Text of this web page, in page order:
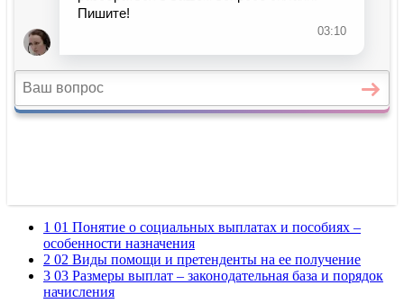
1 01 Понятие о социальных выплатах и пособиях –
особенности назначения
2 02 Виды помощи и претенденты на ее получение
3 03 Размеры выплат – законодательная база и порядок
начисления